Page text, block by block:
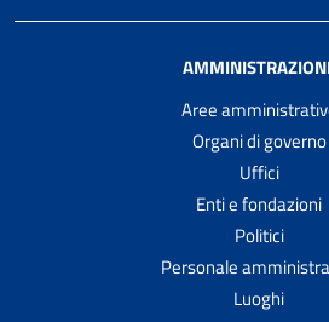
Aree
Organi di governo
Uffici
Enti e fondazioni
Politici
Personale
Luoghi